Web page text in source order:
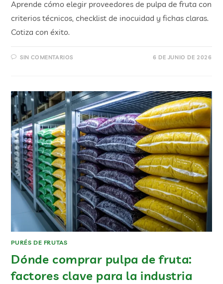
Aprende cómo elegir proveedores de pulpa de fruta con
criterios técnicos, checklist de inocuidad y fichas claras.
Cotiza con éxito.
SIN COMENTARIOS 6 DE JUNIO DE 2026
PURÉS DE FRUTAS
Dónde comprar pulpa de fruta:
factores clave para la industria